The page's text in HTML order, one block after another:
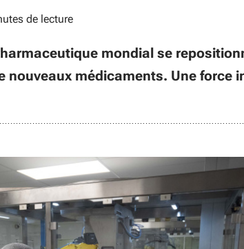
de lecture
mondial se
nouveaux médicaments. Une force